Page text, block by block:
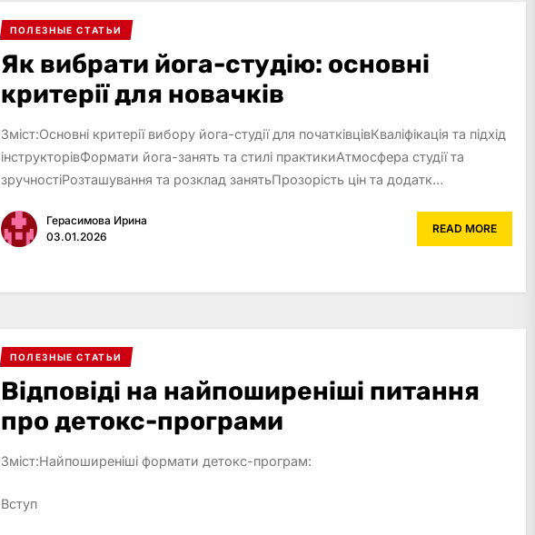
ПОЛЕЗНЫЕ СТАТЬИ
Як вибрати йога-студію: основні
критерії для новачків
Зміст:Основні критерії вибору йога-студії для початківцівКваліфікація та підхід
інструкторівФормати йога-занять та стилі практикиАтмосфера студії та
зручностіРозташування та розклад занятьПрозорість цін та додатк…
Герасимова Ирина
03.01.2026
READ MORE
ПОЛЕЗНЫЕ СТАТЬИ
Відповіді на найпоширеніші питання
про детокс-програми
Зміст:Найпоширеніші формати детокс-програм:
Вступ